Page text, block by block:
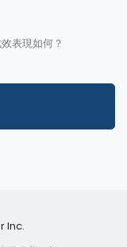
表現如何？
Inc.